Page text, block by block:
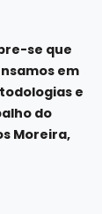
se que
em
e
do
Moreira,